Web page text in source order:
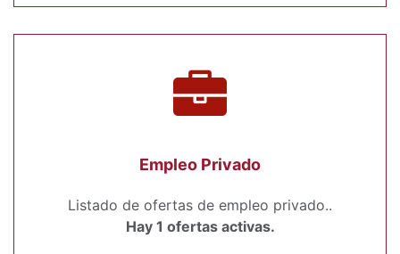
Empleo Privado
Listado de ofertas de empleo privado..
Hay 1 ofertas activas.